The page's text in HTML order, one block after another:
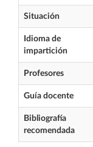
Situación
Idioma de
impartición
Profesores
Guía docente
Bibliografía
recomendada